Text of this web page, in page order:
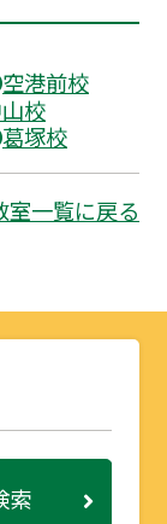
空港前校
校
葛塚校
室一覧に戻る
索